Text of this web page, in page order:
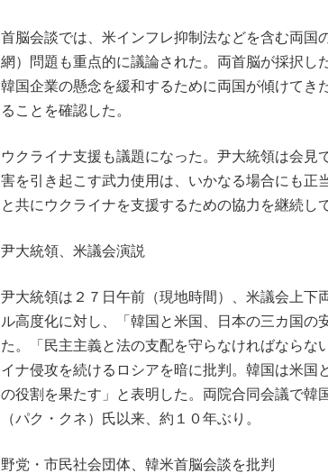
首脳会談では、米インフレ抑制法などを含む両国
網）問題も重点的に議論された。両首脳が採択し
韓国企業の懸念を緩和するために両国が傾けてき
ることを確認した。
ウクライナ支援も議題になった。尹大統領は会見
害を引き起こす武力使用は、いかなる場合にも正
と共にウクライナを支援するための協力を継続し
尹大統領、米議会演説
尹大統領は２７日午前（現地時間）、米議会上下
ル高度化に対し、「韓国と米国、日本の三カ国の
た。「民主主義と法の支配を守らなければならな
イナ侵攻を続けるロシアを暗に批判。韓国は米国
の役割を果たす」と表明した。両院合同会議で韓
（パク・クネ）氏以来、約１０年ぶり。
野党・市民社会団体、韓米首脳会談を批判